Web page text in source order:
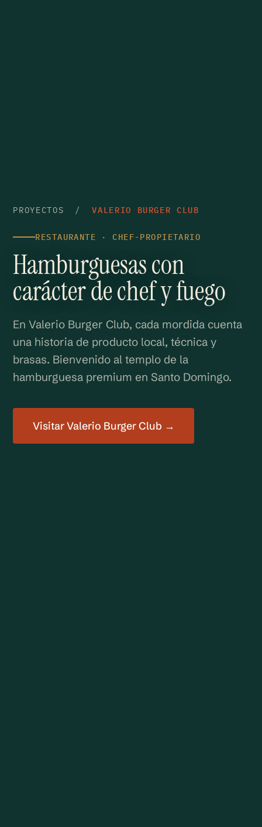
PROYECTOS /VALERIO BURGER CLUB
RESTAURANTE · CHEF-PROPIETARIO
Hamburguesas con
carácter de chef y fuego
En Valerio Burger Club, cada mordida cuenta
una historia de producto local, técnica y
brasas. Bienvenido al templo de la
hamburguesa premium en Santo Domingo.
Visitar Valerio Burger Club →